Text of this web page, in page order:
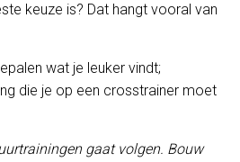
keuze is? Dat hangt vooral van
wat je leuker vindt;
die je op een crosstrainer moet
gaat volgen. Bouw